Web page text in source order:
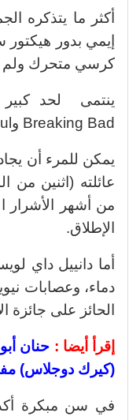
أكثر ما يتذكره
إيمي بدور هيكتور
كرسي متحرك ولم
ينتمى لحد كبير
Breaking Bad وBetter Call Saul.
يمكن للمرء أن
عائلته (اثنين من
من أشهر
الإطلاق.
أما دانييل داي
دماء، وعصابات
الحائز على جائزة
إقرأ أيضا : حنان
(كيرك دوجلاس)
في سن مبكرة أكد